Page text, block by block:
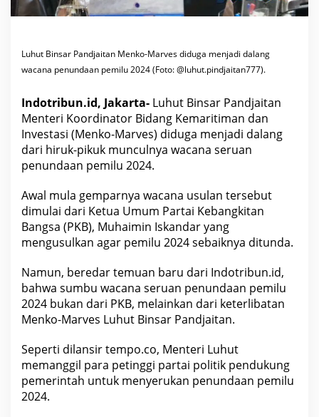
l
a
e
r
u
P
e
n
u
n
d
a
a
P
e
m
i
l
u
2
2
4
?
Luhut Binsar Pandjaitan Menko-Marves diduga menjadi dalang
wacana penundaan pemilu 2024 (Foto: @luhut.pindjaitan777).
Indotribun.id, Jakarta- Luhut Binsar Pandjaitan
Menteri Koordinator Bidang Kemaritiman dan
Investasi (Menko-Marves) diduga menjadi dalang
dari hiruk-pikuk munculnya wacana seruan
penundaan pemilu 2024.
Awal mula gemparnya wacana usulan tersebut
dimulai dari Ketua Umum Partai Kebangkitan
Bangsa (PKB), Muhaimin Iskandar yang
mengusulkan agar pemilu 2024 sebaiknya ditunda.
Namun, beredar temuan baru dari Indotribun.id,
bahwa sumbu wacana seruan penundaan pemilu
2024 bukan dari PKB, melainkan dari keterlibatan
Menko-Marves Luhut Binsar Pandjaitan.
Seperti dilansir tempo.co, Menteri Luhut
memanggil para petinggi partai politik pendukung
pemerintah untuk menyerukan penundaan pemilu
2024.